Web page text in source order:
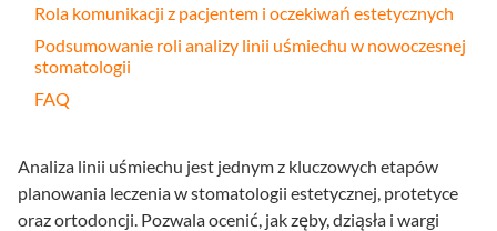
Rola komunikacji z pacjentem i oczekiwań estetycznych
Podsumowanie roli analizy linii uśmiechu w nowoczesnej
stomatologii
FAQ
Analiza linii uśmiechu jest jednym z kluczowych etapów
planowania leczenia w stomatologii estetycznej, protetyce
oraz ortodoncji. Pozwala ocenić, jak zęby, dziąsła i wargi